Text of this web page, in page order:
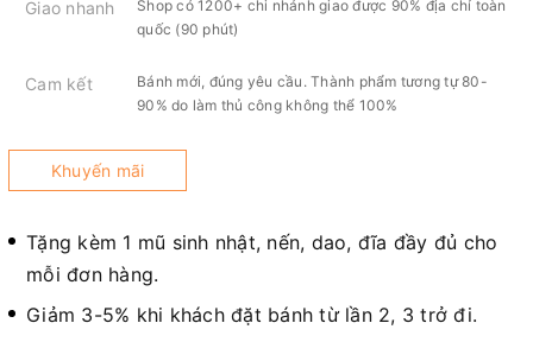
Giao nhanh
Shop có 1200+ chi nhánh giao được 90% địa chỉ toàn
quốc (90 phút)
Cam kết
Bánh mới, đúng yêu cầu. Thành phẩm tương tự 80-
90% do làm thủ công không thể 100%
Khuyến mãi
Tặng kèm 1 mũ sinh nhật, nến, dao, đĩa đầy đủ cho
mỗi đơn hàng.
Giảm 3-5% khi khách đặt bánh từ lần 2, 3 trở đi.